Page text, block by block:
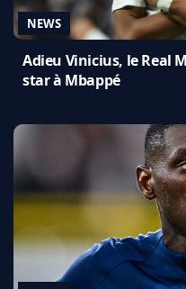
NEWS
Adieu Vinicius, le Real
star à Mbappé